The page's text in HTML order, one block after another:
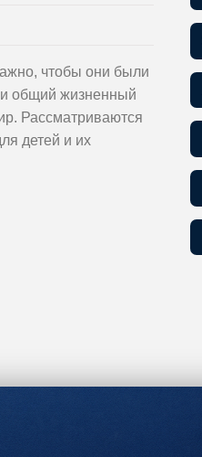
чтобы они были
и общий жизненный
Рассматриваются
детей и их